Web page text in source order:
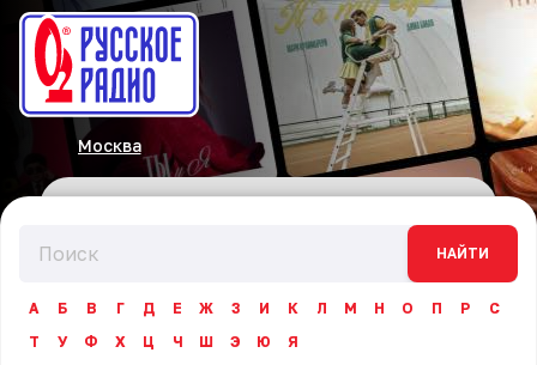
Москва
НАЙТИ
А Б В Г Д Е Ж З И К Л М Н О П Р
С
Т
У Ф Х Ц Ч Ш Э Ю
Я